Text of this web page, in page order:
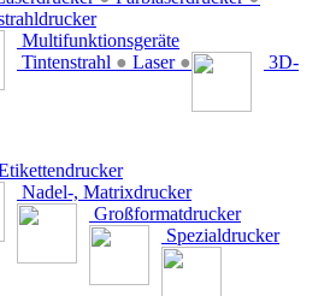
Multifunktionsgeräte
Tintenstrahl ● Laser ● 3D-
Nadel-, Matrixdrucker
Großformatdrucker
Spezialdrucker